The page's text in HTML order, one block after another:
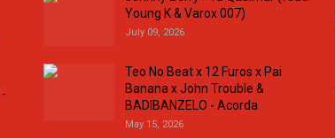
Young K & Varox 007)
July 09, 2026
Teo No Beat x 12 Furos x Pai
Banana x John Trouble &
BADIBANZELO - Acorda
May 15, 2026